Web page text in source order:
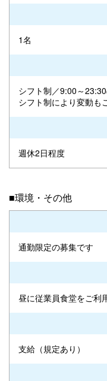
1名
シフト制／9:00～
シフト制により変動も
週休2日程度
■環境・その他
通勤限定の募集です
昼に従業員食堂をご利
支給（規定あり）